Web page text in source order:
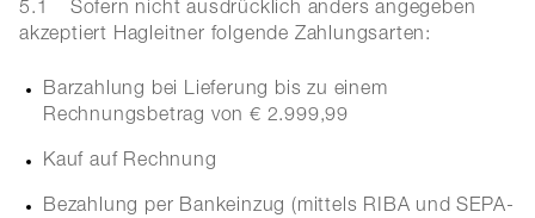
5.1
Sofern nicht ausdrücklich anders angegeben
akzeptiert Hagleitner folgende Zahlungsarten:
Barzahlung bei Lieferung bis zu einem
Rechnungsbetrag von € 2.999,99
Kauf auf Rechnung
Bezahlung per Bankeinzug (mittels RIBA und SEPA-